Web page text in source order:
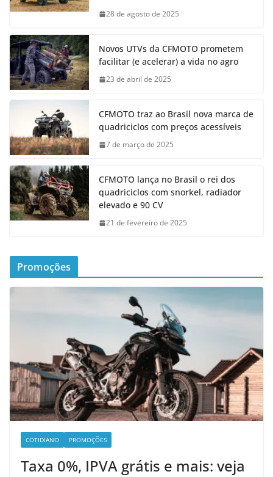
28 de agosto de 2025
Novos UTVs da CFMOTO prometem
facilitar (e acelerar) a vida no agro
23 de abril de 2025
CFMOTO traz ao Brasil nova marca de
quadriciclos com preços acessíveis
7 de março de 2025
CFMOTO lança no Brasil o rei dos
quadriciclos com snorkel, radiador
elevado e 90 CV
21 de fevereiro de 2025
Promoções
COTIDIANO PROMOÇÕES
Taxa 0%, IPVA grátis e mais: veja